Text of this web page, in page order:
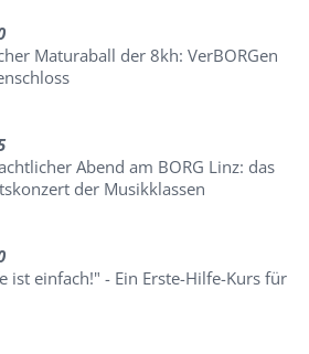
Maturaball der 8kh: VerBORGen
Abend am BORG Linz: das
der Musikklassen
ist einfach!" - Ein Erste-Hilfe-Kurs für